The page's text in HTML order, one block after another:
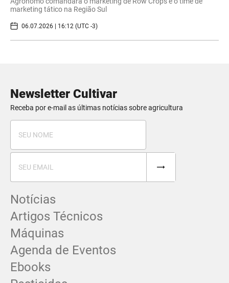
marketing tático na Região Sul
06.07.2026 | 16:12 (UTC -3)
Newsletter Cultivar
Receba por e-mail as últimas notícias sobre agricultura
Notícias
Artigos Técnicos
Máquinas
Agenda de Eventos
Ebooks